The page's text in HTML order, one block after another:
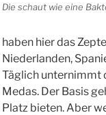
Die schaut wie eine
haben hier das
Niederlanden,
Täglich unternimmt
Medas. Der Basis
Platz bieten. Aber